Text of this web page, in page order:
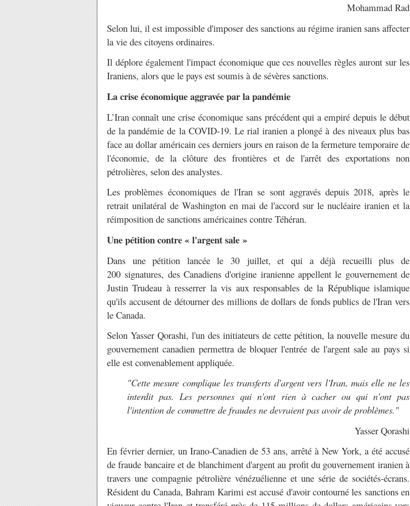
Mohammad Rad
Selon lui, il est impossible d'imposer des sanctions au régime iranien sans affecter
la vie des citoyens ordinaires.
Il déplore également l'impact économique que ces nouvelles règles auront sur les
Iraniens, alors que le pays est soumis à de sévères sanctions.
La crise économique aggravée par la pandémie
L’Iran connaît une crise économique sans précédent qui a empiré depuis le début
de la pandémie de la COVID-19. Le rial iranien a plongé à des niveaux plus bas
face au dollar américain ces derniers jours en raison de la fermeture temporaire de
l'économie, de la clôture des frontières et de l'arrêt des exportations non
pétrolières, selon des analystes.
Les problèmes économiques de l'Iran se sont aggravés depuis 2018, après le
retrait unilatéral de Washington en mai de l'accord sur le nucléaire iranien et la
réimposition de sanctions américaines contre Téhéran.
Une pétition contre « l'argent sale »
Dans une pétition lancée le 30 juillet, et qui a déjà recueilli plus de
200 signatures, des Canadiens d'origine iranienne appellent le gouvernement de
Justin Trudeau à resserrer la vis aux responsables de la République islamique
qu'ils accusent de détourner des millions de dollars de fonds publics de l'Iran vers
le Canada.
Selon Yasser Qorashi, l'un des initiateurs de cette pétition, la nouvelle mesure du
gouvernement canadien permettra de bloquer l'entrée de l'argent sale au pays si
elle est convenablement appliquée.
"Cette mesure complique les transferts d'argent vers l'Iran, mais elle ne les
interdit pas. Les personnes qui n'ont rien à cacher ou qui n'ont pas
l'intention de commettre de fraudes ne devraient pas avoir de problèmes."
Yasser Qorashi
En février dernier, un Irano-Canadien de 53 ans, arrêté à New York, a été accusé
de fraude bancaire et de blanchiment d'argent au profit du gouvernement iranien à
travers une compagnie pétrolière vénézuélienne et une série de sociétés-écrans.
Résident du Canada, Bahram Karimi est accusé d'avoir contourné les sanctions en